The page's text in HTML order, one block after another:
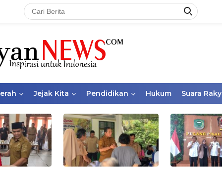
Jejak Kita Pendidikan Hukum Suara